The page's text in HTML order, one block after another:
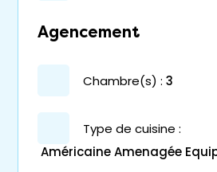
Agencement
chambre(s) : 3
Type de cuisine :
Américaine Amenagée